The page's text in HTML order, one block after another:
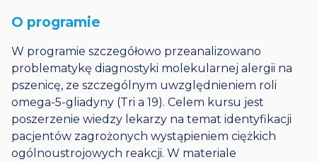
O programie
W programie szczegółowo przeanalizowano
problematykę diagnostyki molekularnej alergii na
pszenicę, ze szczególnym uwzględnieniem roli
omega-5-gliadyny (Tri a 19). Celem kursu jest
poszerzenie wiedzy lekarzy na temat identyfikacji
pacjentów zagrożonych wystąpieniem ciężkich
ogólnoustrojowych reakcji. W materiale